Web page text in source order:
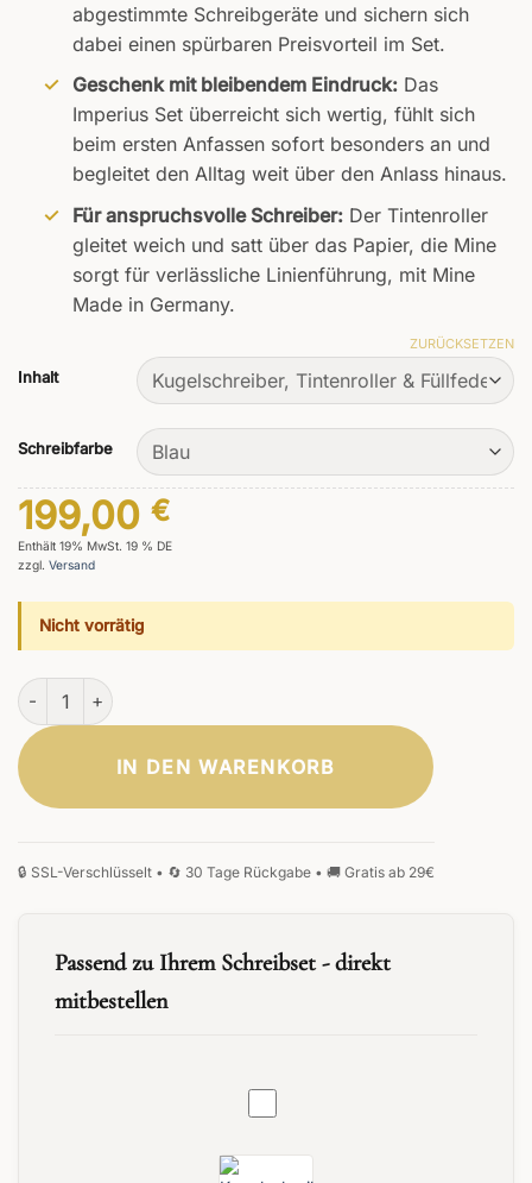
abgestimmte Schreibgeräte und sichern sich
dabei einen spürbaren Preisvorteil im Set.
Geschenk mit bleibendem Eindruck:Das
Imperius Set überreicht sich wertig, fühlt sich
beim ersten Anfassen sofort besonders an und
begleitet den Alltag weit über den Anlass hinaus.
Für anspruchsvolle Schreiber:Der Tintenroller
gleitet weich und satt über das Papier, die Mine
sorgt für verlässliche Linienführung, mit Mine
Made in Germany.
Inhalt
Schreibfarbe
ZURÜCKSETZEN
199,00 €
Enthält 19% MwSt. 19 % DE
zzgl. Versand
Nicht vorrätig
Imperius Set Menge
IN DEN WARENKORB
Passend zu Ihrem Schreibset - direkt
mitbestellen